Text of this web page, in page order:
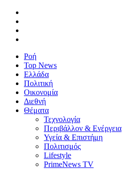
Ροή
Top News
Ελλάδα
Πολιτική
Οικονομία
Διεθνή
Θέματα
Τεχνολογία
Περιβάλλον & Ενέργεια
Υγεία & Επιστήμη
Πολιτισμός
Lifestyle
PrimeNews TV